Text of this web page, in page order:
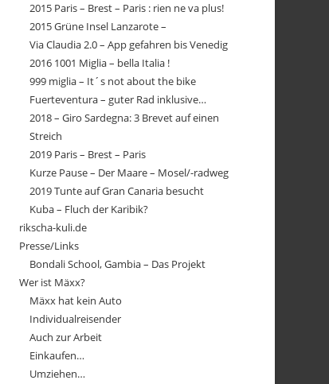
2015 Paris – Brest – Paris : rien ne va plus!
2015 Grüne Insel Lanzarote –
Via Claudia 2.0 – App gefahren bis Venedig
2016 1001 Miglia – bella Italia !
999 miglia – It´s not about the bike
Fuerteventura – guter Rad inklusive…
2018 – Giro Sardegna: 3 Brevet auf einen
Streich
2019 Paris – Brest – Paris
Kurze Pause – Der Maare – Mosel/-radweg
2019 Tunte auf Gran Canaria besucht
Kuba – Fluch der Karibik?
rikscha-kuli.de
Presse/Links
Bondali School, Gambia – Das Projekt
Wer ist Mäxx?
Mäxx hat kein Auto
Individualreisender
Auch zur Arbeit
Einkaufen…
Umziehen…